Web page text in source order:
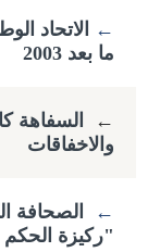
←
​الاتحاد
ما بعد 2003
←
السفاهة
والاخفاقات
←
الصحافة
"ركيزة الحكم